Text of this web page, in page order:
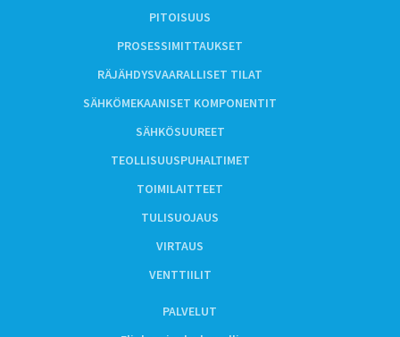
PITOISUUS
PROSESSIMITTAUKSET
RÄJÄHDYSVAARALLISET TILAT
SÄHKÖMEKAANISET KOMPONENTIT
SÄHKÖSUUREET
TEOLLISUUSPUHALTIMET
TOIMILAITTEET
TULISUOJAUS
VIRTAUS
VENTTIILIT
PALVELUT